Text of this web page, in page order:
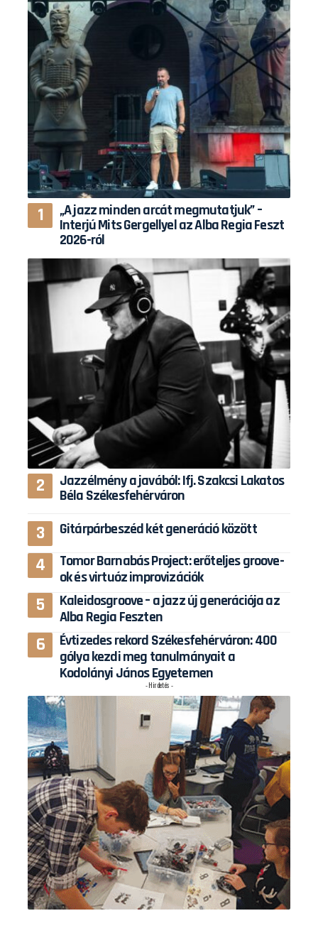
„A jazz minden arcát megmutatjuk” –
Interjú Mits Gergellyel az Alba Regia Feszt
2026-ról
Jazzélmény a javából: Ifj. Szakcsi Lakatos
Béla Székesfehérváron
Gitárpárbeszéd két generáció között
Tomor Barnabás Project: erőteljes groove-
ok és virtuóz improvizációk
Kaleidosgroove – a jazz új generációja az
Alba Regia Feszten
Évtizedes rekord Székesfehérváron: 400
gólya kezdi meg tanulmányait a
Kodolányi János Egyetemen
- Hirdetés -